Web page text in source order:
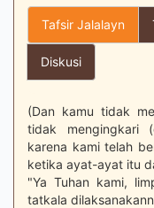
Tafsir Jalalayn
Diskusi
(Dan kamu tidak
tidak mengingkari
karena kami telah
ketika ayat-ayat itu
"Ya Tuhan kami,
tatkala